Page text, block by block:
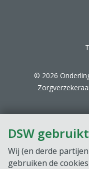
DSW
Wij (en derde
gebruiken de
© 2026